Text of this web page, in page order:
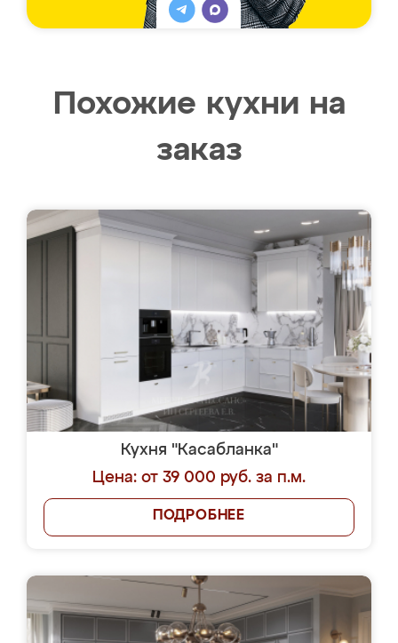
Похожие кухни на
заказ
Кухня "Касабланка"
Цена: от 39 000 руб. за п.м.
ПОДРОБНЕЕ